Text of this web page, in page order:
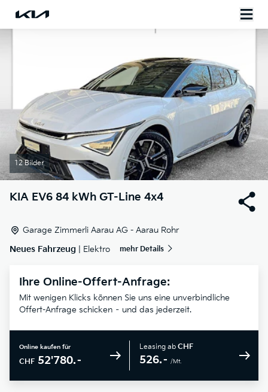
12 Bilder
KIA EV6 84 kWh GT-Line 4x4
Garage Zimmerli Aarau AG - Aarau Rohr
Neues Fahrzeug | Elektro mehr Details
Ihre Online-Offert-Anfrage:
Mit wenigen Klicks können Sie uns eine unverbindliche
Offert-Anfrage schicken – und das jederzeit.
Online kaufen für
CHF 52'780.–
Leasing ab CHF
526.– /Mt.